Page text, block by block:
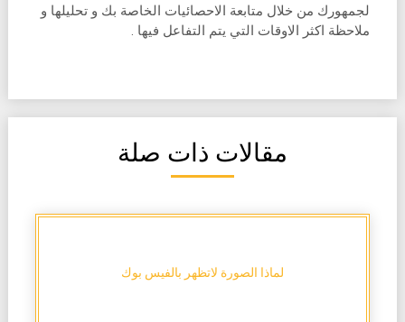
لجمهورك من خلال متابعة الاحصائيات الخاصة بك و تحليلها و
ملاحظة اكثر الاوقات التي يتم التفاعل فيها .
مقالات ذات صلة
لماذا الصورة لاتظهر بالفيس بوك